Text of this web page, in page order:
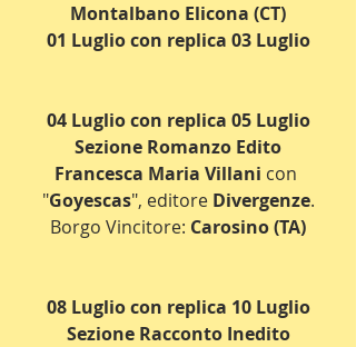
Montalbano Elicona (CT)
01 Luglio con replica 03 Luglio
04 Luglio con replica 05 Luglio
Sezione Romanzo Edito
Francesca Maria Villani con
"Goyescas", editore Divergenze.
Borgo Vincitore: Carosino (TA)
08 Luglio con replica 10 Luglio
Sezione Racconto Inedito